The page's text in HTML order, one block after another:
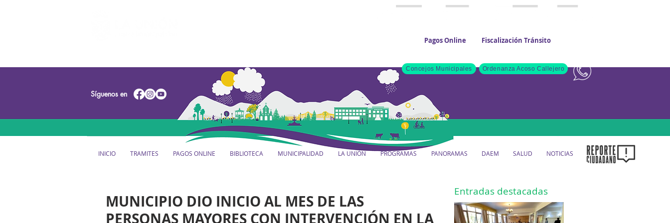
Pagos Online Fiscalización Tránsito
Concejos Municipales
Síguenos en
INICIO TRAMITES PAGOS ONLINE BIBLIOTECA MUNICIPALIDAD LA UNIÓN PROGRAMAS PANORAMAS DAEM SALUD NOTICIAS
Ordenanza Acoso Callejero
MUNICIPIO DIO INICIO AL MES DE LAS
PERSONAS MAYORES CON INTERVENCIÓN EN LA
Entradas destacadas